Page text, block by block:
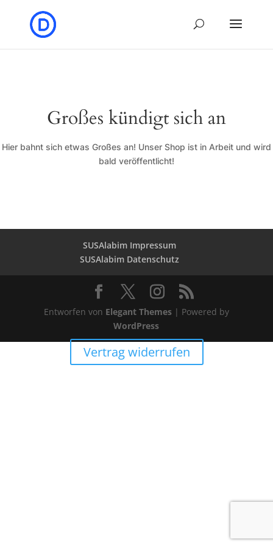
Großes kündigt sich an
Hier bahnt sich etwas Großes an! Unser Shop ist in Arbeit und wird
bald veröffentlicht!
SUSAlabim Impressum
SUSAlabim Datenschutz
Entworfen von Elegant Themes| Powered by
WordPress
Vertrag widerrufen